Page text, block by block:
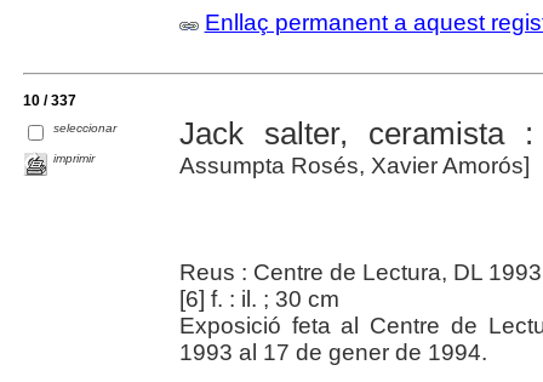
Enllaç permanent a aquest
10 / 337
seleccionar
imprimir
Jack salter, ceramista :
Assumpta Rosés, Xavier Amorós]
Reus : Centre de Lectura, DL 1993
[6] f. : il. ; 30 cm
Exposició feta al Centre de
1993 al 17 de gener de 1994.